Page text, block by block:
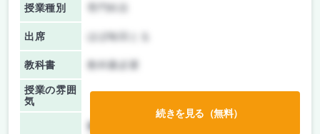
授業種別
出席 ほぼ毎回とる
教科書 教科書必要
授業の雰囲
気
前期/中間：
続きを見る（無料）